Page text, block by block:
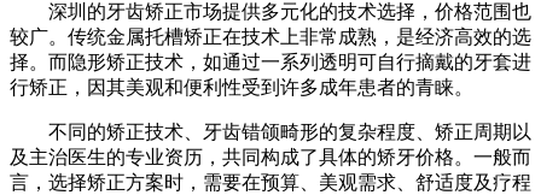
深圳的牙齿矫正市场提供多元化的技术选择，价格范围也
较广。传统金属托槽矫正在技术上非常成熟，是经济高效的选
择。而隐形矫正技术，如通过一系列透明可自行摘戴的牙套进
行矫正，因其美观和便利性受到许多成年患者的青睐。
不同的矫正技术、牙齿错颌畸形的复杂程度、矫正周期以
及主治医生的专业资历，共同构成了具体的矫牙价格。一般而
言，选择矫正方案时，需要在预算、美观需求、舒适度及疗程